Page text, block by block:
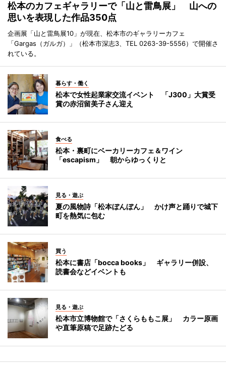
松本のカフェギャラリーで「山と雷鳥展」 山への
思いを表現した作品350点
企画展「山と雷鳥展10」が現在、松本市のギャラリーカフェ
「Gargas（ガルガ）」（松本市深志3、TEL 0263-39-5556）で開催さ
れている。
暮らす・働く
松本で女性起業家交流イベント 「J300」大賞受
賞の赤沼留美子さん迎え
食べる
松本・裏町にベーカリーカフェ＆ワイン
「escapism」 朝からゆっくりと
見る・遊ぶ
夏の風物詩「松本ぼんぼん」 かけ声と踊りで城下
町を熱気に包む
買う
松本に書店「bocca books」 ギャラリー併設、
読書会などイベントも
見る・遊ぶ
松本市立博物館で「さくらももこ展」 カラー原画
や直筆原稿で足跡たどる